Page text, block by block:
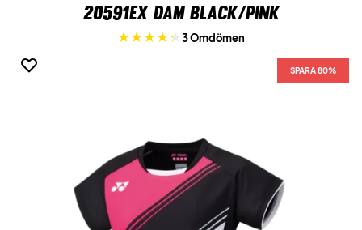
20591EX Dam Black/Pink
3 Omdömen
SPARA 80%